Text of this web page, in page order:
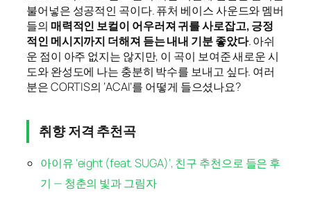
불어넣은 성공적인 곡이다. 퓨처 베이스 사운드와 멤버
들의 매력적인 보컬이 어우러져 귀를 사로잡고, 긍정
적인 메시지까지 더해져 듣는 내내 기분 좋았다. 아쉬
운 점이 아주 없지는 않지만, 이 곡이 보여준 새로운 시
도와 완성도에 나는 충분히 박수를 보내고 싶다. 여러
분은 CORTIS의 ‘ACAI’를 어떻게 들으셨나요?
취향 저격 추천곡
아이유 ‘eight (feat. SUGA)’, 친구 추천으로 들은 후
기 — 청춘의 빛과 그림자